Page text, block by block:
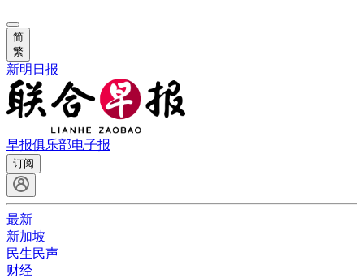
简
繁
新明日报
早报俱乐部电子报
订阅
最新
新加坡
民生民声
财经